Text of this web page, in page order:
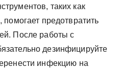
таких как
предотвратить
После работы с
дезинфицируйте
инфекцию на